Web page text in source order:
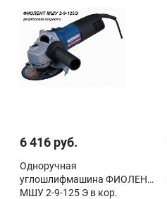
6 416 руб.
Одноручная
углошлифмашина ФИОЛЕНТ
МШУ 2-9-125 Э в кор.